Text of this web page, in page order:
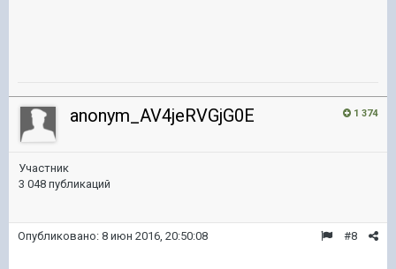
1 374
anonym_AV4jeRVGjG0E
Участник
3 048 публикаций
#8
Опубликовано: 8 июн 2016, 20:50:08